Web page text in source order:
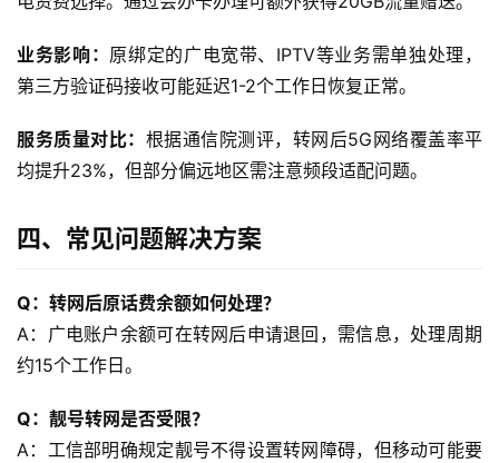
身
i
F
快
页
面
业务影响： 原绑定的广电宽带、IPTV等业务需单独处理，
第三方验证码接收可能延迟1-2个工作日恢复正常。
服务质量对比： 根据通信院测评，转网后5G网络覆盖率平
均提升23%，但部分偏远地区需注意频段适配问题。
四、常见问题解决方案
Q：转网后原话费余额如何处理？
A：广电账户余额可在转网后申请退回，需信息，处理周期
约15个工作日。
Q：靓号转网是否受限？
A：工信部明确规定靓号不得设置转网障碍，但移动可能要